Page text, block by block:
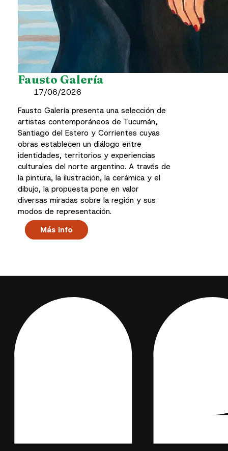
Fausto Galería
17/06/2026
Fausto Galería presenta una selección de
artistas contemporáneos de Tucumán,
Santiago del Estero y Corrientes cuyas
obras establecen un diálogo entre
identidades, territorios y experiencias
culturales del norte argentino. A través de
la pintura, la ilustración, la cerámica y el
dibujo, la propuesta pone en valor
diversas miradas sobre la región y sus
modos de representación.
Más info